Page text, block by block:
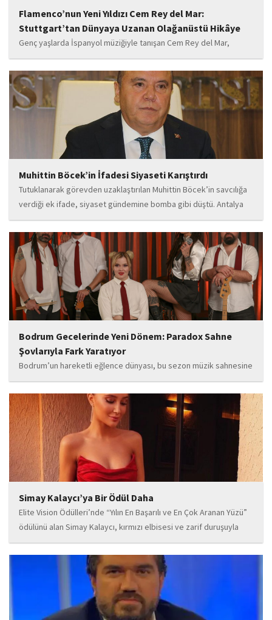
Flamenco’nun Yeni Yıldızı Cem Rey del Mar:
Stuttgart’tan Dünyaya Uzanan Olağanüstü Hikâye
Genç yaşlarda İspanyol müziğiyle tanışan Cem Rey del Mar,
flamenco kültürünün büyüleyici atmosferinden etkilenerek
kendisini bu alana yönlendirdi. Saatler süren disiplinli çalışmalar,
teknik gelişim ve müziğe olan tutkusu, onu kısa...
Muhittin Böcek’in İfadesi Siyaseti Karıştırdı
Tutuklanarak görevden uzaklaştırılan Muhittin Böcek’in savcılığa
verdiği ek ifade, siyaset gündemine bomba gibi düştü. Antalya
Cumhuriyet Savcılığı’na kendi isteğiyle başvurarak ifade verdiği
öğrenilen Böcek’in açıklamalarında, 31 Mart 2024 yerel
seçimleri...
Bodrum Gecelerinde Yeni Dönem: Paradox Sahne
Şovlarıyla Fark Yaratıyor
Bodrum’un hareketli eğlence dünyası, bu sezon müzik sahnesine
iddialı bir giriş yapan “Paradox” ile yeni bir enerji kazanıyor. Güçlü
sahne performansı, uluslararası standartlardaki repertuarı ve
deneyimli müzisyen kadrosuyla dikkat çeken...
Simay Kalaycı’ya Bir Ödül Daha
Elite Vision Ödülleri’nde “Yılın En Başarılı ve En Çok Aranan Yüzü”
ödülünü alan Simay Kalaycı, kırmızı elbisesi ve zarif duruşuyla
geceye damga vurdu. Takı markasıyla da dikkat çeken Kalaycı,
Wilma...